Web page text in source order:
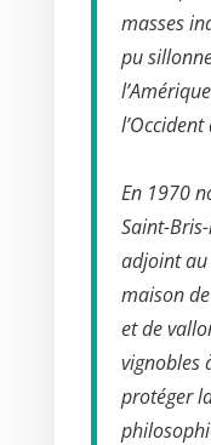
masses
pu
l’Occident
En 1970
Saint-
adjoint
maison
et de
vignobles
protéger